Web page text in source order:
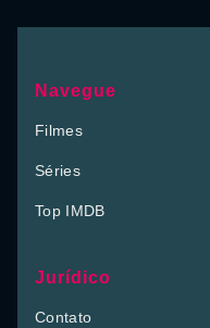
Navegue
Filmes
Séries
Top IMDB
Jurídico
Contato